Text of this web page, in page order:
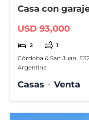
Casa con
USD 93,000
2 1
Córdoba & San Juan,
Argentina
Casas Venta